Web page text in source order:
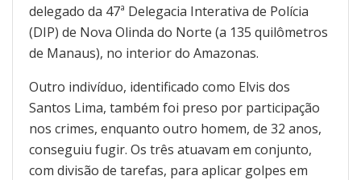
delegado da 47ª Delegacia Interativa de Polícia
(DIP) de Nova Olinda do Norte (a 135 quilômetros
de Manaus), no interior do Amazonas.
Outro indivíduo, identificado como Elvis dos
Santos Lima, também foi preso por participação
nos crimes, enquanto outro homem, de 32 anos,
conseguiu fugir. Os três atuavam em conjunto,
com divisão de tarefas, para aplicar golpes em